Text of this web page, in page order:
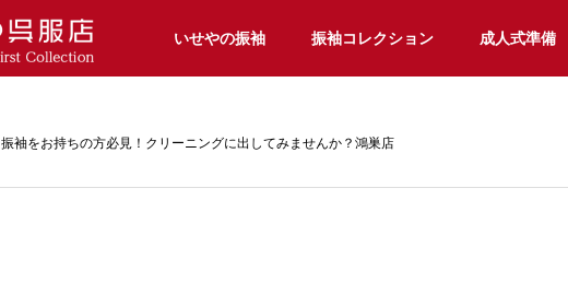
いせやの振袖 振袖コレクション 成人式準備
振袖をお持ちの方必見！クリーニングに出してみませんか？鴻巣店